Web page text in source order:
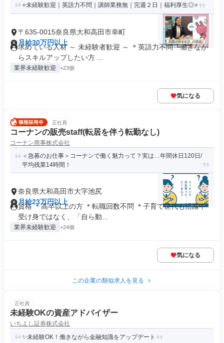
⭐未経験歓迎｜英語力不問｜講師業務無｜完週２日｜福利厚生◎⭐
〒635-0015奈良県大和高田市幸町
月給30万円以上
求めている人材 ～ 未経験者歓迎 ～ ＊英語力不問 └働きなが
らスキルアップしたい方 ...
業界未経験歓迎 +23個
気になる
正社員
コーナンの販売staff(転居を伴う転勤なし)
コーナン商事株式会社
＜急募のお仕事＞コーナンで働く魅力って？実は…年間休日120日/
平均残業14時間！
奈良県大和高田市大字池尻
月給23万円以上
資格 ＊高卒以上の方 ＊転職回数不問 ＊子育て世代も活躍中
受け身ではなく、「自ら動...
業界未経験歓迎 +24個
気になる
この企業の類似求人を見る
正社員
未経験OKの資産アドバイザー
いちよし証券株式会社
✨未経験OK！働きながら金融知識をアップデート